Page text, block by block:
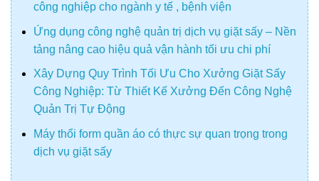
công nghiệp cho ngành y tế , bệnh viện
Ứng dụng công nghệ quản trị dịch vụ giặt sấy – Nền
tảng nâng cao hiệu quả vận hành tối ưu chi phí
Xây Dựng Quy Trình Tối Ưu Cho Xưởng Giặt Sấy
Công Nghiệp: Từ Thiết Kế Xưởng Đến Công Nghệ
Quản Trị Tự Động
Máy thổi form quần áo có thực sự quan trọng trong
dịch vụ giặt sấy